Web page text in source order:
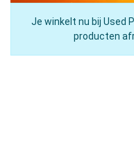
Je winkelt nu bij Used
producten